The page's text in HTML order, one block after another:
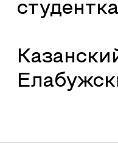
студентка